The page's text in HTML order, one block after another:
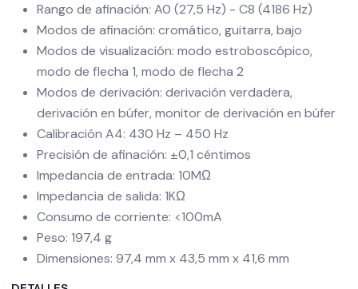
Rango de afinación: A0 (27,5 Hz) - C8 (4186 Hz)
Modos de afinación: cromático, guitarra, bajo
Modos de visualización: modo estroboscópico,
modo de flecha 1, modo de flecha 2
Modos de derivación: derivación verdadera,
derivación en búfer, monitor de derivación en búfer
Calibración A4: 430 Hz – 450 Hz
Precisión de afinación: ±0,1 céntimos
Impedancia de entrada: 10MΩ
Impedancia de salida: 1KΩ
Consumo de corriente: <100mA
Peso: 197,4 g
Dimensiones: 97,4 mm x 43,5 mm x 41,6 mm